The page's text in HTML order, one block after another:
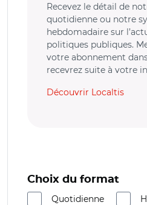
Recevez le détail de
quotidienne ou notre
hebdomadaire sur
politiques publiques.
votre abonnement
recevrez suite à votre
Découvrir Localtis
Choix du format
Quotidienne